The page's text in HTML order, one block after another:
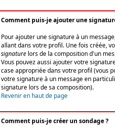
Comment puis-je ajouter une
Pour ajouter une signature à un
allant dans votre profil. Une fois créée,
signature lors de la composition d'un
Vous pouvez aussi ajouter votre
case appropriée dans votre profil (vous
votre signature à un message en
signature lors de sa composition).
Revenir en haut de page
Comment puis-je créer un sondage ?